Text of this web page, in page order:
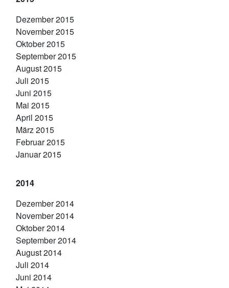
Dezember 2015
November 2015
Oktober 2015
September 2015
August 2015
Juli 2015
Juni 2015
Mai 2015
April 2015
März 2015
Februar 2015
Januar 2015
2014
Dezember 2014
November 2014
Oktober 2014
September 2014
August 2014
Juli 2014
Juni 2014